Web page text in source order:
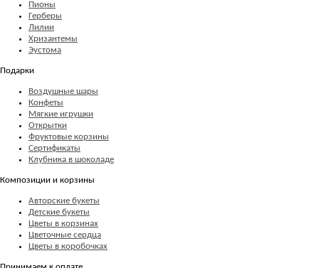
Пионы
Герберы
Лилии
Хризантемы
Эустома
Подарки
Воздушные шары
Конфеты
Мягкие игрушки
Открытки
Фруктовые корзины
Сертификаты
Клубника в шоколаде
Композиции и корзины
Авторские букеты
Детские букеты
Цветы в корзинах
Цветочные сердца
Цветы в коробочках